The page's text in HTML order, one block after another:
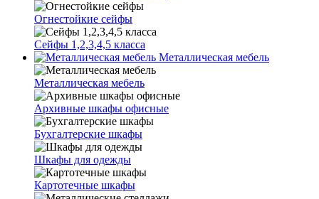
Огнестойкие сейфы
Сейфы 1,2,3,4,5 класса
Металлическая мебель
Металлическая мебель
Архивные шкафы офисные
Бухгалтерские шкафы
Шкафы для одежды
Картотечные шкафы